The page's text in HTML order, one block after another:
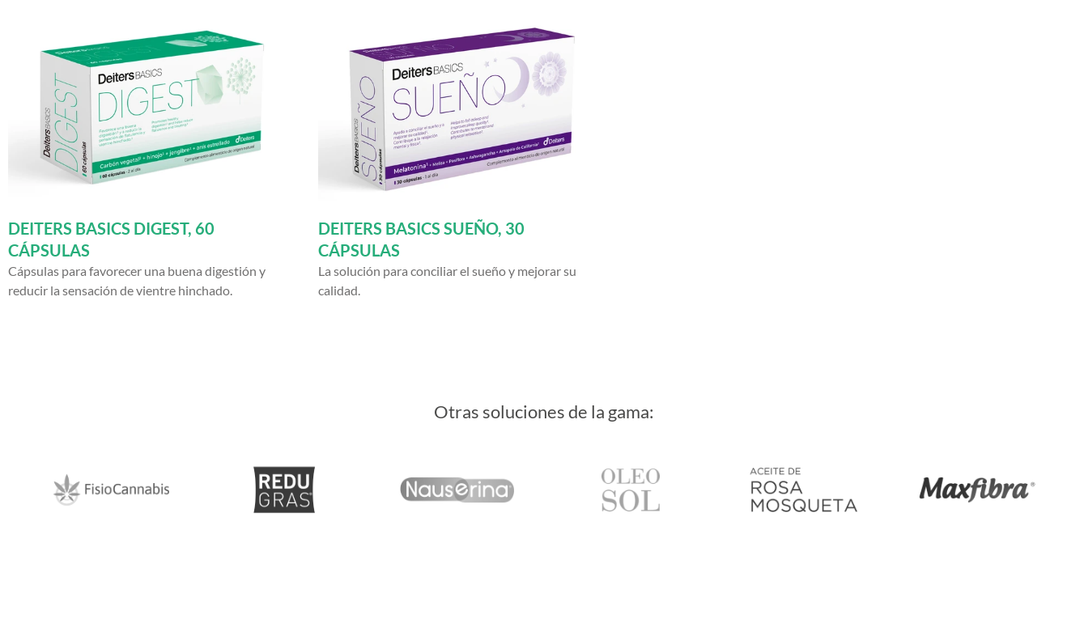
DEITERS BASICS DIGEST, 60
CÁPSULAS
Cápsulas para favorecer una buena digestión y
reducir la sensación de vientre hinchado.
DEITERS BASICS SUEÑO, 30
CÁPSULAS
La solución para conciliar el sueño y mejorar su
calidad.
Otras soluciones de la gama: